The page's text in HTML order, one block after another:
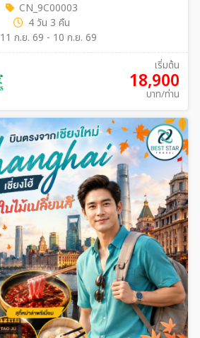
CN_9C00003
4 วัน 3 คืน
11 ก.ย. 69 - 10 ก.ย. 69
เริ่มต้น
18,900
บาท/ท่าน